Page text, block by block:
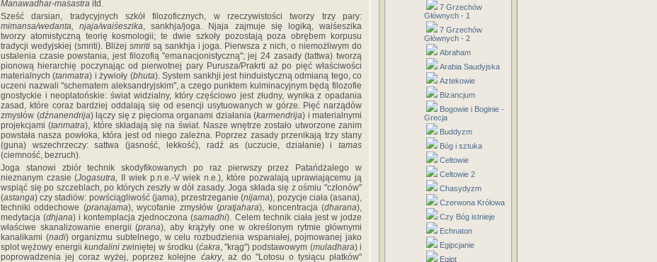
Manawadhar-maśastra itd.
Sześć darsian, tradycyjnych szkół filozoficznych, w rzeczywistości tworzy trzy pary:
mimansa/wedanta, njaja/waiśeszika, sankhja/joga. Njaja zajmuje się logiką, waiśeszika
tworzy atomistyczną teorię kosmologii; te dwie szkoły pozostają poza obrębem korpusu
tradycji wedyjskiej (smriti). Bliżej smritisą sankhja i joga. Pierwsza z nich, o niemożliwym do
ustalenia czasie powstania, jest filozofią "emanacjonistyczną"; jej 24 zasady (tattwa) tworzą
pionową hierarchię poczynając od pierwotnej pary Purusza/Prakrti aż po pięć właściwości
materialnych (tanmatra) i żywioły (bhuta). System sankhji jest hinduistyczną odmianą tego, co
uczeni nazwali "schematem aleksandryjskim", a czego punktem kulminacyjnym będą filozofie
gnostyckie i neoplatońskie: świat widzialny, który częściowo jest złudny, wynika z opadania
zasad, które coraz bardziej oddalają się od esencji usytuowanych w górze. Pięć narządów
zmysłów (dźnanendrija) łączy się z pięcioma organami działania (karmendrija) i materialnymi
projekcjami (tanmatra), które składają się na świat. Nasze wnętrze zostało utworzone zanim
powstała nasza powłoka, która jest od niego zależna. Poprzez zasady przenikają trzy stany
(guna) wszechrzeczy: sattwa (jasność, lekkość), radź as (uczucie, działanie) i tamas
(ciemność, bezruch).
Joga stanowi zbiór technik skodyfikowanych po raz pierwszy przez Patańdżalego w
nieznanym czasie (Jogasutra,
II wiek p.n.e.-V wiek n.e.), które pozwalają uprawiającemu ją
wspiąć się po szczeblach, po których zeszły w dół zasady. Joga składa się z ośmiu "członów"
(astanga) czy stadiów: powściągliwość (jama), przestrzeganie (nijama), pozycje ciała (asana),
techniki oddechowe (pranajama), wycofanie zmysłów (pratjahara), koncentracja (dharana),
medytacja (dhjana) i kontemplacja zjednoczona (samadhi). Celem technik ciała jest w jodze
właściwe skanalizowanie energii (prana), aby krążyły one w określonym rytmie głównymi
kanalikami (nadi) organizmu subtelnego, w celu rozbudzienia wspaniałej, pojmowanej jako
splot wężowy energiikundalini zwiniętej w środku (ćakra, "krąg") podstawowym (muladhara) i
poprowadzenia jej coraz wyżej, poprzez kolejne ćakry, aż do "Lotosu o tysiącu płatków"
7 Grzechów
Głównych - 1
7 Grzechów
Głównych - 2
Abraham
Arabia Saudyjska
Aztekowie
Bizancjum
Bogowie i Boginie -
Grecja
Buddyzm
Bóg i sztuka
Celtowie
Celtowie 2
Chasydyzm
Czerwona Królowa
Czy Bóg istnieje
Echnaton
Egipcjanie
Egipt